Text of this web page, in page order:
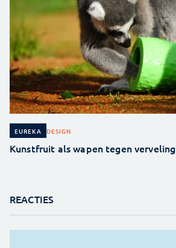
EUREKA DESIGN
Kunstfruit als wapen tegen verveling
REACTIES